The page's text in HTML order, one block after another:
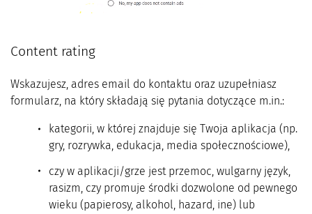
Content rating
Wskazujesz, adres email do kontaktu oraz uzupełniasz
formularz, na który składają się pytania dotyczące m.in.:
kategorii, w której znajduje się Twoja aplikacja (np.
gry, rozrywka, edukacja, media społecznościowe),
czy w aplikacji/grze jest przemoc, wulgarny język,
rasizm, czy promuje środki dozwolone od pewnego
wieku (papierosy, alkohol, hazard, ine) lub